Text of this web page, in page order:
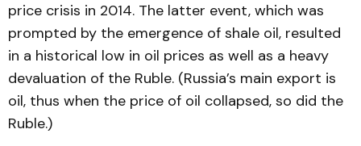
price crisis in 2014. The latter event, which was
prompted by the emergence of shale oil, resulted
in a historical low in oil prices as well as a heavy
devaluation of the Ruble. (Russia’s main export is
oil, thus when the price of oil collapsed, so did the
Ruble.)